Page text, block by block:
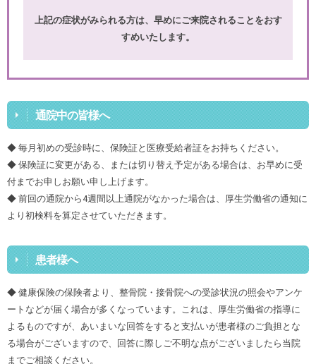
上記の症状がみられる方は、早めにご来院されることをおす
すめいたします。
通院中の皆様へ
◆ 毎月初めの受診時に、保険証と医療受給者証をお持ちください。
◆ 保険証に変更がある、または切り替え予定がある場合は、お早めに受
付までお申しお願い申し上げます。
◆ 前回の通院から4週間以上通院がなかった場合は、厚生労働省の通知に
より初検料を算定させていただきます。
患者様へ
◆ 健康保険の保険者より、整骨院・接骨院への受診状況の照会やアンケ
ートなどが届く場合が多くなっています。これは、厚生労働省の指導に
よるものですが、あいまいな回答をすると支払いが患者様のご負担とな
る場合がございますので、回答に際しご不明な点がございましたら当院
までご相談ください。